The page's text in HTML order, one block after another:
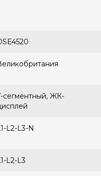
сегментный, ЖК-
L2-L3-N
L2-L3